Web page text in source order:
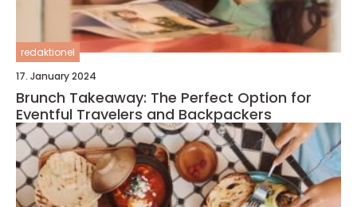
redaktionel
17. January 2024
Brunch Takeaway: The Perfect Option for
Eventful Travelers and Backpackers